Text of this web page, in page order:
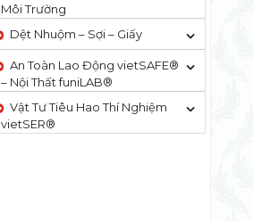
Môi Trường
Dệt Nhuộm – Sợi – Giấy
An Toàn Lao Động vietSAFE®
– Nội Thất funiLAB®
Vật Tư Tiêu Hao Thí Nghiệm
vietSER®